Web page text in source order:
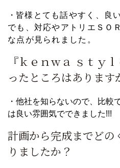
・ 皆様とても話やすく、良
でも、対応やアトリエＳＯ
な点が見られました。
『ｋｅｎｗａ ｓｔｙ
ったところはあります
・他社を知らないので、比較
は良い雰囲気でできました!!!
計画から完成までどの
りましたか？